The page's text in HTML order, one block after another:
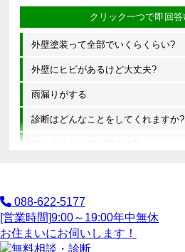
外壁塗装って全部でいくらくらい?
外壁にヒビがあるけど大丈夫?
雨漏りがする
診断はどんなことをしてくれますか?
他の会社とは何が違うの?
088-622-5177
[営業時間]9:00～19:00年中無休
お住まいにお伺いします！